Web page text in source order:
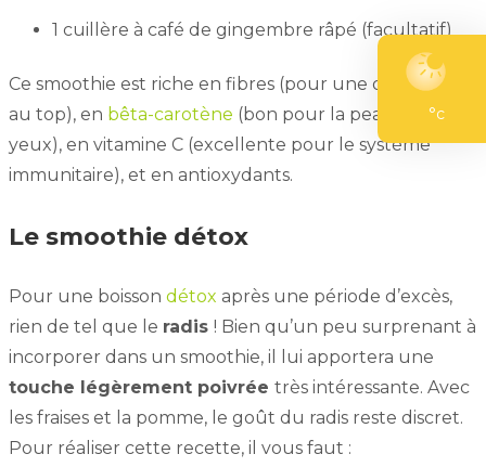
°c
1 cuillère à café de gingembre râpé (facultatif)
Ce smoothie est riche en fibres (pour une digestion
au top), en bêta-carotène (bon pour la peau et les
yeux), en vitamine C (excellente pour le système
immunitaire), et en antioxydants.
Le smoothie détox
Pour une boisson détox après une période d’excès,
rien de tel que le radis ! Bien qu’un peu surprenant à
incorporer dans un smoothie, il lui apportera une
touche légèrement poivrée très intéressante. Avec
les fraises et la pomme, le goût du radis reste discret.
Pour réaliser cette recette, il vous faut :